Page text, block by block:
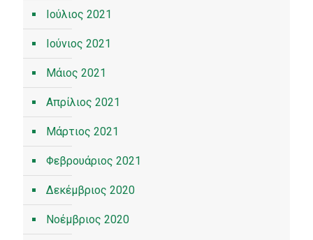
Ιούλιος 2021
Ιούνιος 2021
Μάιος 2021
Απρίλιος 2021
Μάρτιος 2021
Φεβρουάριος 2021
Δεκέμβριος 2020
Νοέμβριος 2020